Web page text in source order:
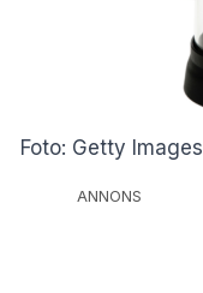
Foto: Getty Images
ANNONS